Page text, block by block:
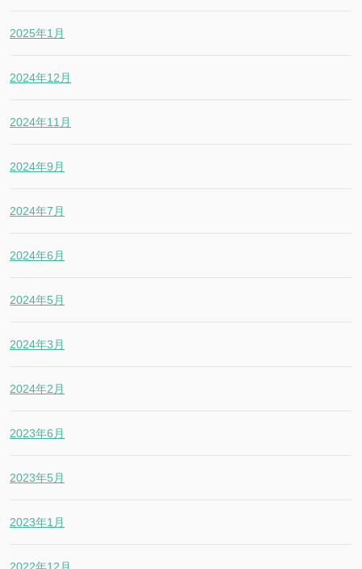
2025年1月
2024年12月
2024年11月
2024年9月
2024年7月
2024年6月
2024年5月
2024年3月
2024年2月
2023年6月
2023年5月
2023年1月